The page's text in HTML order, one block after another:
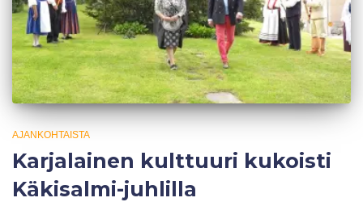
AJANKOHTAISTA
Karjalainen kulttuuri kukoisti
Käkisalmi-juhlilla